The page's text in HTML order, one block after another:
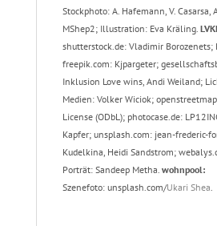
Stockphoto: A. Hafemann, V. Casarsa,
MShep2; Illustration: Eva Kräling.
shutterstock.de: Vladimir Borozenets;
freepik.com: Kjpargeter;
Inklusion Love wins, Andi Weiland;
Medien: Volker Wiciok;
License (ODbL); photocase.de:
Kapfer; unsplash.com: jean-frederic-
Kudelkina, Heidi Sandstrom;
Porträt: Sandeep Metha. wohnpool:
Szenefoto: unsplash.com/Ukari Shea.